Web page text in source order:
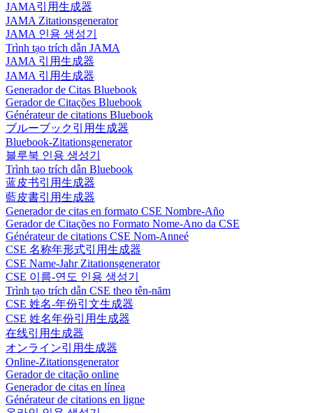
JAMA引用生成器
JAMA Zitationsgenerator
JAMA 인용 생성기
Trình tạo trích dẫn JAMA
JAMA 引用生成器
JAMA 引用生成器
Generador de Citas Bluebook
Gerador de Citações Bluebook
Générateur de citations Bluebook
ブルーブック引用生成器
Bluebook-Zitationsgenerator
블루북 인용 생성기
Trình tạo trích dẫn Bluebook
蓝皮书引用生成器
藍皮書引用生成器
Generador de citas en formato CSE Nombre-Año
Gerador de Citações no Formato Nome-Ano da CSE
Générateur de citations CSE Nom-Anneé
CSE 名称年形式引用生成器
CSE Name-Jahr Zitationsgenerator
CSE 이름-연도 인용 생성기
Trình tạo trích dẫn CSE theo tên-năm
CSE 姓名-年份引文生成器
CSE 姓名年份引用生成器
在线引用生成器
オンライン引用生成器
Online-Zitationsgenerator
Gerador de citação online
Generador de citas en línea
Générateur de citations en ligne